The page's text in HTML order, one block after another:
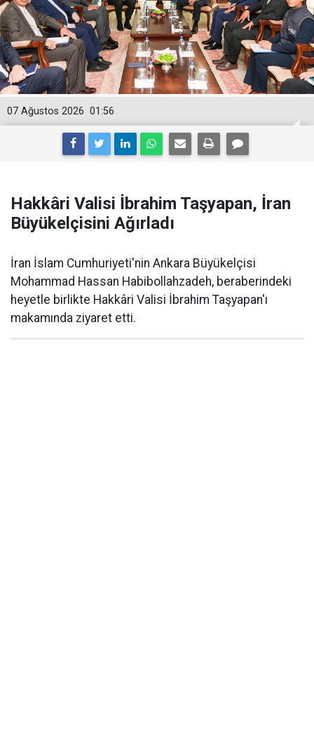
01:56
07 Ağustos 2026
Hakkâri Valisi İbrahim Taşyapan, İran
Büyükelçisini Ağırladı
İran İslam Cumhuriyeti'nin Ankara Büyükelçisi
Mohammad Hassan Habibollahzadeh, beraberindeki
heyetle birlikte Hakkâri Valisi İbrahim Taşyapan'ı
makamında ziyaret etti.